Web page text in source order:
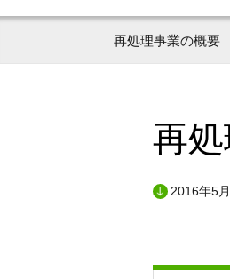
再処理事業の概要
再処
2016年5